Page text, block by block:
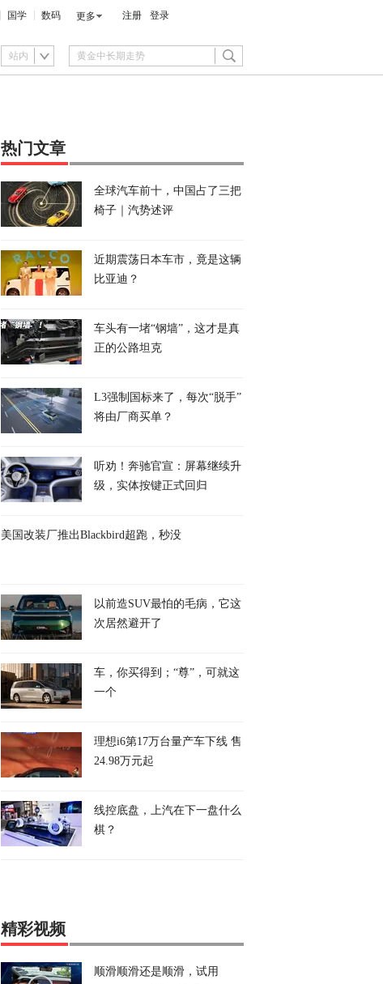
国学 数码 更多 注册 登录
站内
热门文章
全球汽车前十，中国占了三把
椅子｜汽势述评
近期震荡日本车市，竟是这辆
比亚迪？
车头有一堵“钢墙”，这才是真
正的公路坦克
L3强制国标来了，每次“脱手”
将由厂商买单？
听劝！奔驰官宣：屏幕继续升
级，实体按键正式回归
美国改装厂推出Blackbird超跑，秒没
以前造SUV最怕的毛病，它这
次居然避开了
车，你买得到；“尊”，可就这
一个
理想i6第17万台量产车下线 售
24.98万元起
线控底盘，上汽在下一盘什么
棋？
精彩视频
顺滑顺滑还是顺滑，试用